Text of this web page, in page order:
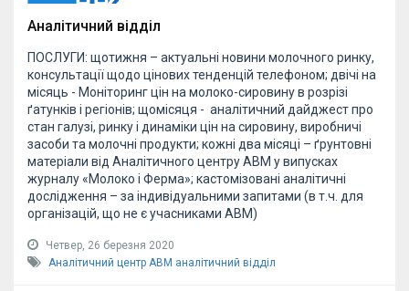
Аналітичний відділ
ПОСЛУГИ: щотижня – актуальні новини молочного ринку,
консультації щодо цінових тенденцій телефоном; двічі на
місяць - Моніторинг цін на молоко-сировину в розрізі
ґатунків і регіонів; щомісяця - аналітичний дайджест про
стан галузі, ринку і динаміки цін на сировину, виробничі
засоби та молочні продукти; кожні два місяці – ґрунтовні
матеріали від Аналітичного центру АВМ у випусках
журналу «Молоко і Ферма»; кастомізовані аналітичні
дослідження – за індивідуальними запитами (в т.ч. для
організацій, що не є учасниками АВМ)
Четвер, 26 березня 2020
Аналітичний центр АВМ аналітичний відділ